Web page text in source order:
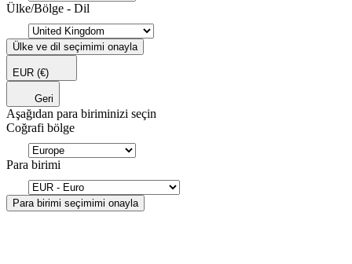
Ülke/Bölge - Dil
Ülke ve dil seçimimi onayla
EUR (€)
Geri
Aşağıdan para biriminizi seçin
Coğrafi bölge
Para birimi
Para birimi seçimimi onayla